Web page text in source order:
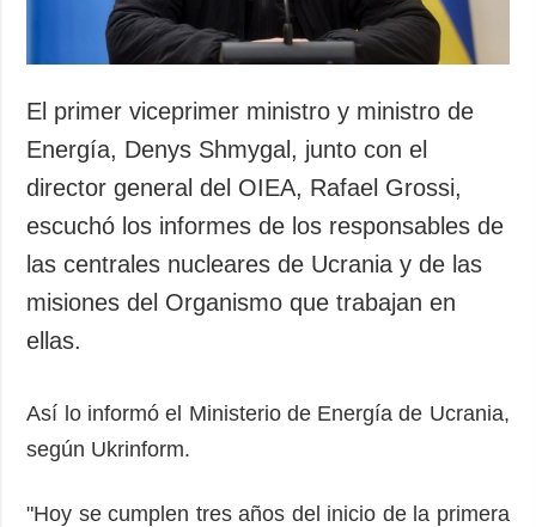
El primer viceprimer ministro y ministro de
Energía, Denys Shmygal, junto con el
director general del OIEA, Rafael Grossi,
escuchó los informes de los responsables de
las centrales nucleares de Ucrania y de las
misiones del Organismo que trabajan en
ellas.
Así lo informó el Ministerio de Energía de Ucrania,
según Ukrinform.
"Hoy se cumplen tres años del inicio de la primera